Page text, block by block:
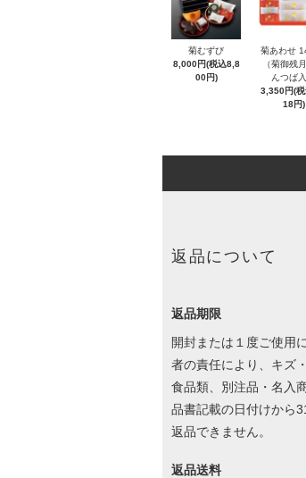
菊むずび
8,000円(税込8,8
00円)
菊あわせ
（菊御残
んつば入
3,350円(
18円)
返品について
返品期限
開封または１度ご使用
者の責任により、キズ
食品類、別注品・名入
品書記載の日付けから
返品できません。
返品送料